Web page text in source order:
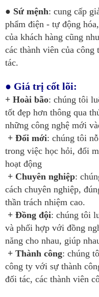
● Sứ mệnh: cung cấp
phẩm điện - tự động
của khách hàng cũng
các thành viên của
tác.
● Giá trị cốt lõi:
+ Hoài bão: chúng tôi
tốt đẹp hơn thông qua
những công nghệ mới
+ Đổi mới: chúng tôi
trong việc học hỏi, đổi
hoạt động
+ Chuyên nghiệp:
cách chuyên nghiệp,
thần trách nhiệm cao.
+ Đồng đội: chúng tôi
và phối hợp với đồng
năng cho nhau, giúp
+ Thành công: chúng
công ty với sự thành
đối tác, các thành viên